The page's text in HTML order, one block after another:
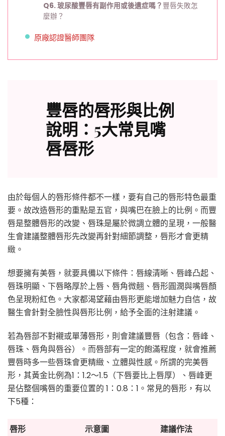
Q6. 玻尿酸豐唇有副作用或後遺症嗎？ 豐唇失敗怎
麼辦？
原廠認證醫師團隊
豐唇的唇形與比例
說明 ：5大常見嘴
唇唇形
由於每個人的唇形條件都不一樣，要有自己的唇形特色最重
要。故改造唇形的重點是五官，與嘴巴在臉上的比例。而豐
唇是整體唇形的改變、唇珠是屬於微調立體的呈現，一般醫
生會建議整體唇形先改變再針對細節調整，唇形才會更精
緻。
想要擁有美唇，就要具備以下條件：唇線清晰、唇峰凸起、
唇珠明顯、下唇略厚於上唇、唇角微翹、唇形圓潤與嘴唇顏
色呈現粉紅色。大家都渴望藉由唇形更能增加魅力自信，故
醫生會針對全臉性與唇形比例，給予全面的注射建議。
若為唇部不對襯或單薄唇形，則會建議豐唇（包含：唇峰、
唇珠、唇角與唇谷）。而唇部有一定的飽滿程度，就會推薦
豐唇時多一些唇珠會更精緻、立體與性感。所謂的完美唇
形，其黃金比例為1：1.2～1.5（下唇要比上唇厚）、唇峰更
是佔整個嘴唇的重要位置的 1：0.8：1。常見的唇形，有以
下5種：
唇形 示意圖 建議作法